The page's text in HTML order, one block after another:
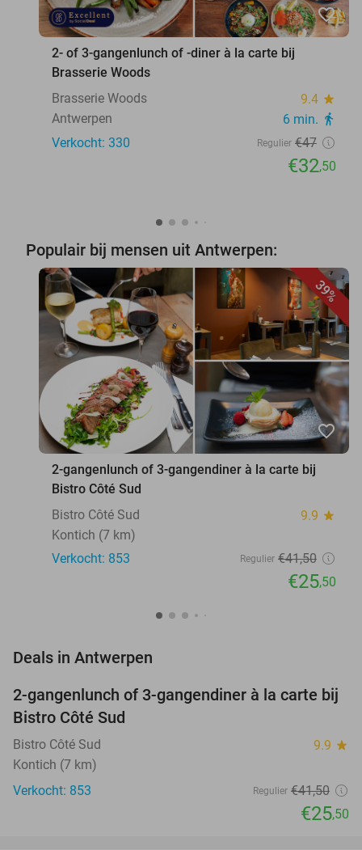
favorite_border
2- of 3-gangenlunch of -diner à la carte bij
Brasserie Woods
Brasserie Woods
9.4 star
Antwerpen 6 min. directions_walk
Verkocht: 330 Regulier €47
€32,50
Populair bij mensen uit Antwerpen:
39%
favorite_border
2-gangenlunch of 3-gangendiner à la carte bij
Bistro Côté Sud
Bistro Côté Sud
9.9 star
Kontich (7 km)
Verkocht: 853
Regulier €41,50
€25,50
Deals in Antwerpen
39%
2-gangenlunch of 3-gangendiner à la carte bij
Bistro Côté Sud
Bistro Côté Sud 9.9 star
Kontich (7 km)
Verkocht: 853
Regulier €41,50
€25,50